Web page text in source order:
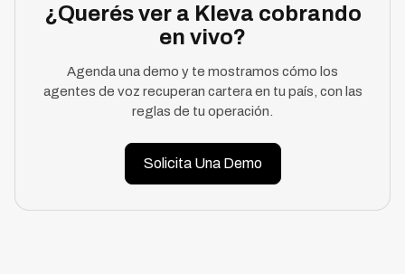
¿Querés ver a Kleva cobrando
en vivo?
Agenda una demo y te mostramos cómo los
agentes de voz recuperan cartera en tu país, con las
reglas de tu operación.
Solicita Una Demo